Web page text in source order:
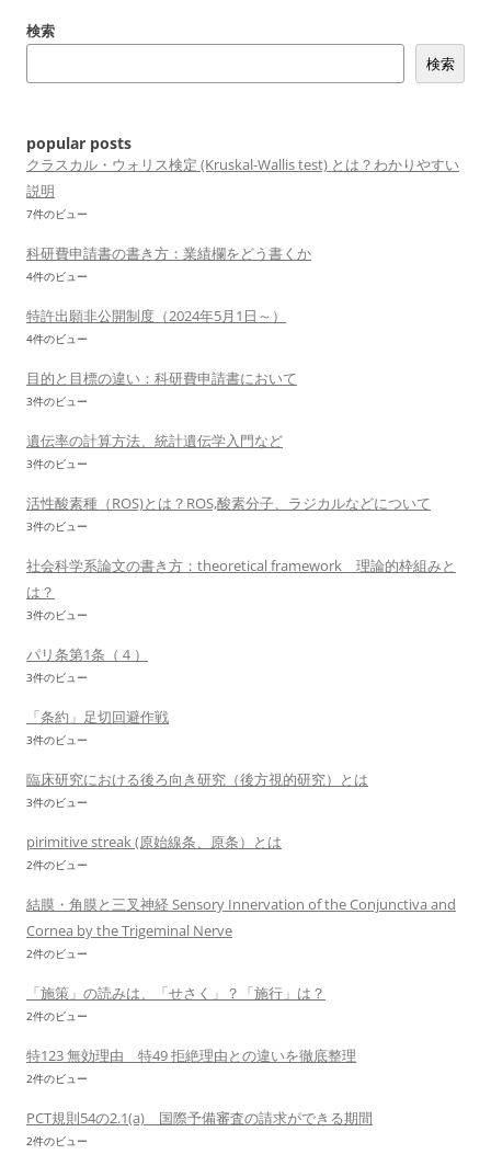
ー
検索
検索
popular posts
クラスカル・ウォリス検定 (Kruskal-Wallis test) とは？わかりやすい
説明
7件のビュー
科研費申請書の書き方：業績欄をどう書くか
4件のビュー
特許出願非公開制度（2024年5月1日～）
4件のビュー
目的と目標の違い：科研費申請書において
3件のビュー
遺伝率の計算方法、統計遺伝学入門など
3件のビュー
活性酸素種（ROS)とは？ROS,酸素分子、ラジカルなどについて
3件のビュー
社会科学系論文の書き方：theoretical framework 理論的枠組みと
は？
3件のビュー
パリ条第1条（４）
3件のビュー
「条約」足切回避作戦
3件のビュー
臨床研究における後ろ向き研究（後方視的研究）とは
3件のビュー
pirimitive streak (原始線条、原条）とは
2件のビュー
結膜・角膜と三叉神経 Sensory Innervation of the Conjunctiva and
Cornea by the Trigeminal Nerve
2件のビュー
「施策」の読みは、「せさく」？「施行」は？
2件のビュー
特123 無効理由 特49 拒絶理由との違いを徹底整理
2件のビュー
PCT規則54の2.1(a) 国際予備審査の請求ができる期間
2件のビュー